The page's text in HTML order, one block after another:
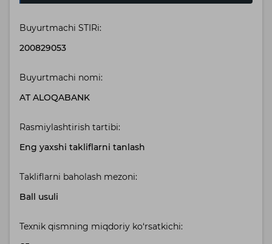
Buyurtmachi STIRi:
200829053
Buyurtmachi nomi:
AT ALOQABANK
Rasmiylashtirish tartibi:
Eng yaxshi takliflarni tanlash
Takliflarni baholash mezoni:
Ball usuli
Texnik qismning miqdoriy ko‘rsatkichi: